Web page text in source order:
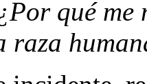
qué me
raza